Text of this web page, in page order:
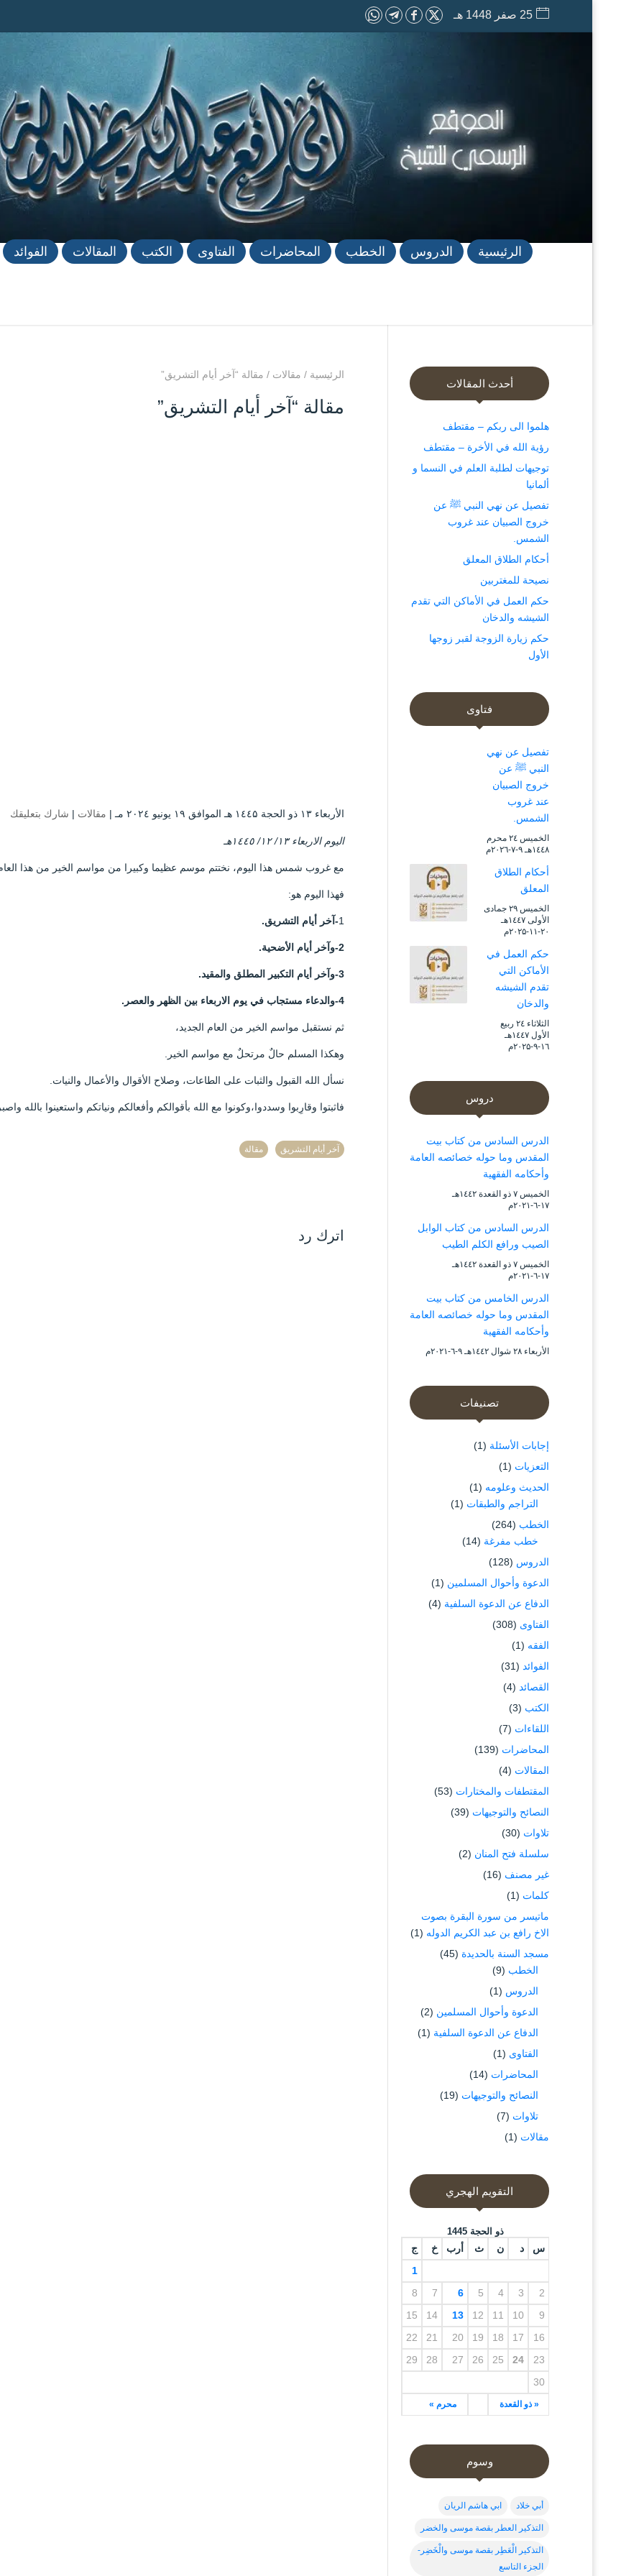
25 صفر 1448 هـ
الرئيسية الدروس الخطب المحاضرات الفتاوى الكتب المقالات الفوائد
الرئيسية / مقالات / مقالة “آخر أيام التشريق”
مقالة “آخر أيام التشريق”
الأربعاء ۱۳ ذو الحجة ۱٤٤۵ هـ الموافق ۱۹ يونيو ۲۰۲٤ مـ | مقالات | شارك بتعليقك
‏اليوم الاربعاء ١٣/ ١٢/ ١٤٤٥هـ
مع غروب شمس هذا اليوم، نختتم موسم عظيما وكبيرا من مواسم الخير من هذا
فهذا اليوم هو:
1-آخر أيام التشريق.
2-وآخر أيام الأضحية.
3-وآخر أيام التكبير المطلق والمقيد.
4-والدعاء مستجاب في يوم الاربعاء بين الظهر والعصر.
ثم نستقبل مواسم الخير من العام الجديد،
وهكذا المسلم حالٌ مرتحلٌ مع مواسم الخير.
نسأل الله القبول والثبات على الطاعات، وصلاح الأقوال والأعمال والنيات.
فاثبتوا وقارِبوا وسددوا،وكونوا مع الله بأقوالكم وأفعالكم ونياتكم واستعينوا بالله
آخر أيام التشريق مقالة
اترك رد
أحدث المقالات
هلموا الى ربكم – مقتطف
رؤية الله في الأخرة – مقتطف
توجيهات لطلبة العلم في النسما و
ألمانيا
تفصيل عن نهي النبي ﷺ عن
خروج الصبيان عند غروب
الشمس.
أحكام الطلاق المعلق
نصيحة للمغتربين
حكم العمل في الأماكن التي تقدم
الشيشه والدخان
حكم زيارة الزوجة لقبر زوجها
الأول
فتاوى
تفصيل عن نهي
النبي ﷺ عن
خروج الصبيان
عند غروب
الشمس.
الخميس ۲٤ محرم
۱٤٤۸هـ ۹-۷-۲۰۲٦م
أحكام الطلاق
المعلق
الخميس ۲۹ جمادى
الأولى ۱٤٤۷هـ
۲۰-۱۱-۲۰۲۵م
حكم العمل في
الأماكن التي
تقدم الشيشه
والدخان
الثلاثاء ۲٤ ربيع
الأول ۱٤٤۷هـ
۱٦-۹-۲۰۲۵م
دروس
الدرس السادس من كتاب بيت
المقدس وما حوله خصائصه العامة
وأحكامه الفقهية
الخميس ۷ ذو القعدة ۱٤٤۲هـ
۱۷-٦-۲۰۲۱م
الدرس السادس من كتاب الوابل
الصيب ورافع الكلم الطيب
الخميس ۷ ذو القعدة ۱٤٤۲هـ
۱۷-٦-۲۰۲۱م
الدرس الخامس من كتاب بيت
المقدس وما حوله خصائصه العامة
وأحكامه الفقهية
الأربعاء ۲۸ شوال ۱٤٤۲هـ ۹-٦-۲۰۲۱م
تصنيفات
إجابات الأسئلة (1)
التعزيات (1)
الحديث وعلومه (1)
التراجم والطبقات (1)
الخطب (264)
خطب مفرغة (14)
الدروس (128)
الدعوة وأحوال المسلمين (1)
الدفاع عن الدعوة السلفية (4)
الفتاوى (308)
الفقه (1)
الفوائد (31)
القصائد (4)
الكتب (3)
اللقاءات (7)
المحاضرات (139)
المقالات (4)
المقتطفات والمختارات (53)
النصائح والتوجيهات (39)
تلاوات (30)
سلسلة فتح المنان (2)
غير مصنف (16)
كلمات (1)
ماتيسر من سورة البقرة بصوت
الاخ رافع بن عبد الكريم الدوله (1)
مسجد السنة بالحديدة (45)
الخطب (9)
الدروس (1)
الدعوة وأحوال المسلمين (2)
الدفاع عن الدعوة السلفية (1)
الفتاوى (1)
المحاضرات (14)
النصائح والتوجيهات (19)
تلاوات (7)
مقالات (1)
التقويم الهجري
ذو الحجة 1445
س د ن ث أرب خ ج
« ذو القعدة محرم »
1
2
3
4
5
6
7
8
9
10
11
12
13
14
15
16
17
18
19
20
21
22
23
24
25
26
27
28
29
30
وسوم
أبي خلاد ابي هاشم الريان
التذكير العطر بقصة موسى والخضر
التذكير الْعَطِر بقصة موسى والْخَضِر-
الجزء التاسع